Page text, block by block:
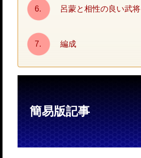
呂蒙と相性の良い武将
編成
簡易版記事